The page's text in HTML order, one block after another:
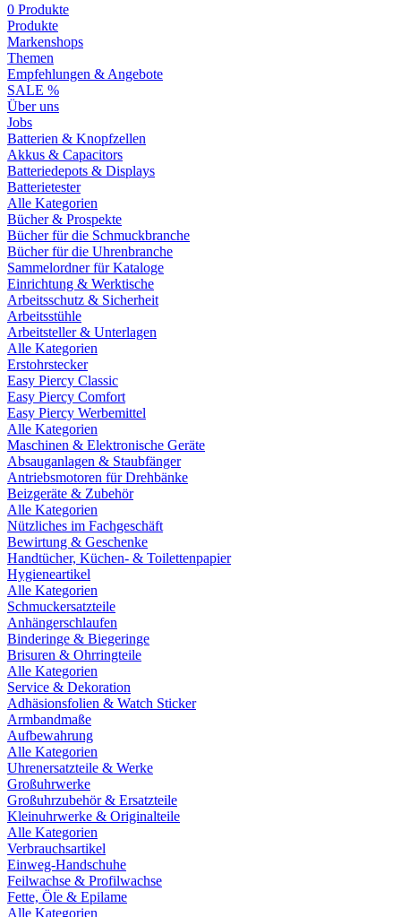
0 Produkte
Produkte
Markenshops
Themen
Empfehlungen & Angebote
SALE %
Über uns
Jobs
Batterien & Knopfzellen
Akkus & Capacitors
Batteriedepots & Displays
Batterietester
Alle Kategorien
Bücher & Prospekte
Bücher für die Schmuckbranche
Bücher für die Uhrenbranche
Sammelordner für Kataloge
Einrichtung & Werktische
Arbeitsschutz & Sicherheit
Arbeitsstühle
Arbeitsteller & Unterlagen
Alle Kategorien
Erstohrstecker
Easy Piercy Classic
Easy Piercy Comfort
Easy Piercy Werbemittel
Alle Kategorien
Maschinen & Elektronische Geräte
Absauganlagen & Staubfänger
Antriebsmotoren für Drehbänke
Beizgeräte & Zubehör
Alle Kategorien
Nützliches im Fachgeschäft
Bewirtung & Geschenke
Handtücher, Küchen- & Toilettenpapier
Hygieneartikel
Alle Kategorien
Schmuckersatzteile
Anhängerschlaufen
Binderinge & Biegeringe
Brisuren & Ohrringteile
Alle Kategorien
Service & Dekoration
Adhäsionsfolien & Watch Sticker
Armbandmaße
Aufbewahrung
Alle Kategorien
Uhrenersatzteile & Werke
Großuhrwerke
Großuhrzubehör & Ersatzteile
Kleinuhrwerke & Originalteile
Alle Kategorien
Verbrauchsartikel
Einweg-Handschuhe
Feilwachse & Profilwachse
Fette, Öle & Epilame
Alle Kategorien